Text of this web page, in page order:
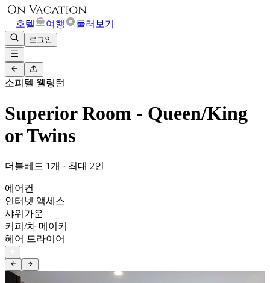
호텔 여행 둘러보기
로그인
소피텔 웰링턴
Superior Room - Queen/King
or Twins
더블베드 1개 · 최대 2인
에어컨
인터넷 액세스
샤워가운
커피/차 메이커
헤어 드라이어